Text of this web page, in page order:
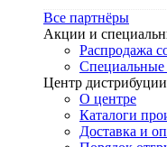
Все партнёры
Акции и
Распродажа
Центр дистрибуции
О центре
Каталоги
Доставка и